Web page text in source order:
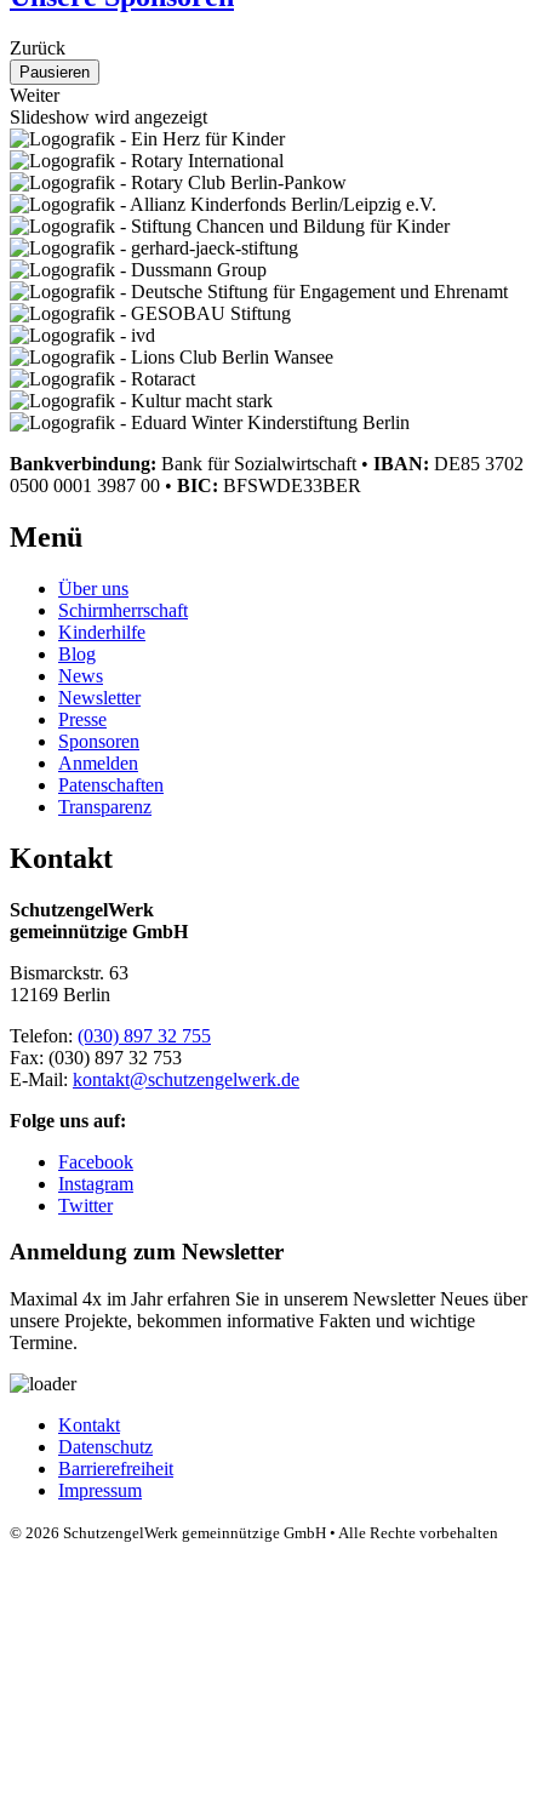
Zurück
Pausieren
Weiter
Slideshow wird angezeigt
Bankverbindung: Bank für Sozialwirtschaft • IBAN: DE85 3702
0500 0001 3987 00 • BIC: BFSWDE33BER
Menü
Über uns
Schirmherrschaft
Kinderhilfe
Blog
News
Newsletter
Presse
Sponsoren
Anmelden
Patenschaften
Transparenz
Kontakt
SchutzengelWerk
gemeinnützige GmbH
Bismarckstr. 63
12169 Berlin
Telefon: (030) 897 32 755
Fax: (030) 897 32 753
E-Mail: kontakt@schutzengelwerk.de
Folge uns auf:
Facebook
Instagram
Twitter
Anmeldung zum Newsletter
Maximal 4x im Jahr erfahren Sie in unserem Newsletter Neues über
unsere Projekte, bekommen informative Fakten und wichtige
Termine.
Kontakt
Datenschutz
Barrierefreiheit
Impressum
© 2026 SchutzengelWerk gemeinnützige GmbH • Alle Rechte vorbehalten